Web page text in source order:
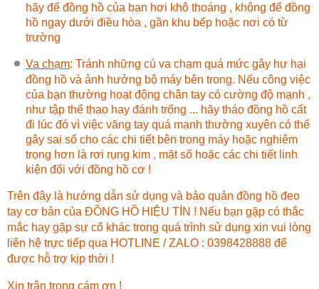
hãy để đồng hồ của bạn hơi khô thoáng , không để đồng
hồ ngay dưới điều hòa , gần khu bếp hoặc nơi có từ
trường
Va chạm: Tránh những cú va chạm quá mức gây hư hại
đồng hồ và ảnh hưởng bộ máy bên trong. Nếu công việc
của bạn thường hoạt động chân tay có cường độ mạnh ,
như tập thể thao hay đánh trống ... hãy tháo đồng hồ cất
đi lúc đó vì việc văng tay quá mạnh thường xuyên có thể
gây sai số cho các chi tiết bên trong máy hoặc nghiêm
trọng hơn là rơi rụng kim , mặt số hoặc các chi tiết linh
kiện đối với đồng hồ cơ !
Trên đây là hướng dẫn sử dụng và bảo quản đồng hồ đeo
tay cơ bản của ĐỒNG HỒ HIỆU TÍN ! Nếu bạn gặp có thắc
mắc hay gặp sự cố khác trong quá trình sử dụng xin vui lòng
liên hệ trực tiếp qua HOTLINE / ZALO : 0398428888 để
được hỗ trợ kịp thời !
Xin trân trọng cám ơn !